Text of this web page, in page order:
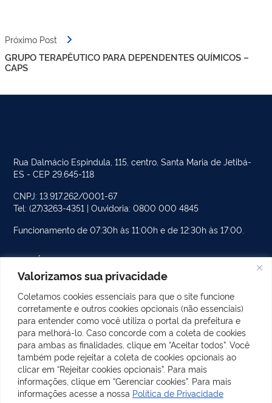
Valorizamos sua privacidade
Coletamos cookies essenciais para que o site funcione
corretamente e outros cookies opcionais (não essenciais)
para entender como você utiliza o portal da prefeitura e
para melhorá-lo. Caso concorde com a coleta de cookies
para ambas as finalidades, clique em “Aceitar todos”. Você
também pode rejeitar a coleta de cookies opcionais ao
clicar em “Rejeitar cookies opcionais”. Para mais
informações, clique em “Gerenciar cookies”. Para mais
informações acesse a nossa Política de Privacidade
Próximo Post
GRUPO TERAPÊUTICO PARA DEPENDENTES QUÍMICOS –
CAPS
Rua Dalmácio Espindula, 115, centro, Santa Maria de Jetibá-
ES - CEP 29.645-118
CNPJ: 13.917.262/0001-67
Tel: (27)3263-4351 | Ouvidoria: 0800 000 4845
Funcionamento de 07:30h às 11:00h e de 12:30h às 17:00.
PÁGINAS DO SITE
POSTS RECENTES
REDES SOCIAIS
Facebook
Instagram